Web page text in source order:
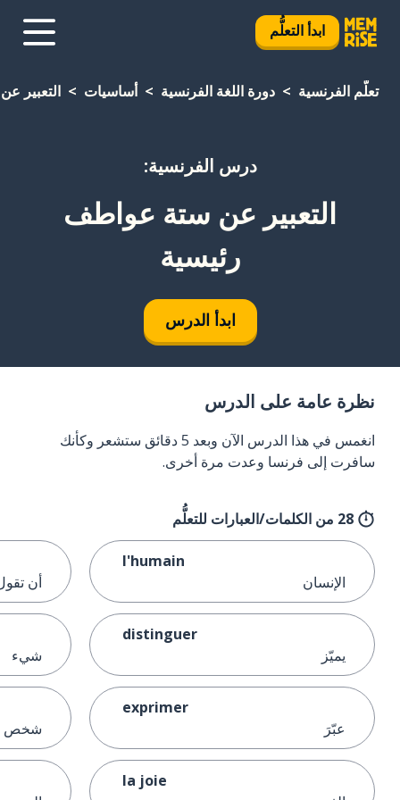
ابدأ التعلُّم
تعلَّم الفرنسية دورة اللغة الفرنسية أساسيات التعبير
درس الفرنسية:
التعبير عن ستة عواطف
رئيسية
ابدأ الدرس
نظرة عامة على الدرس
انغمس في هذا الدرس الآن وبعد 5 دقائق ستشعر وكأنك
سافرت إلى فرنسا وعدت مرة أخرى.
28 من الكلمات/العبارات للتعلُّم
l'humain
الإنسان
distinguer
يميّز
exprimer
عبّرَ
la joie
أن
شيء
شخص